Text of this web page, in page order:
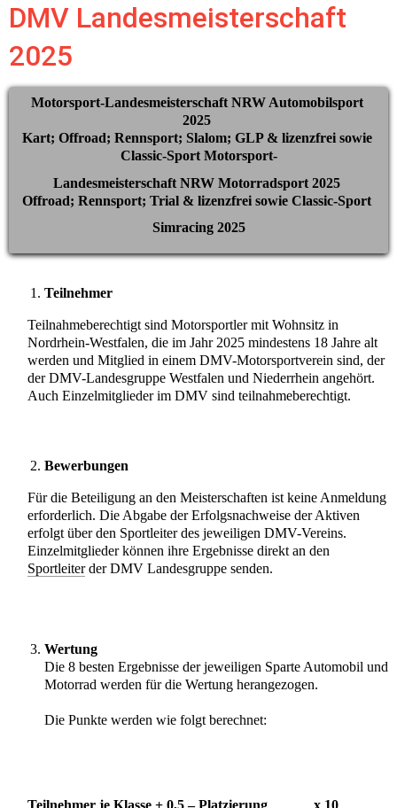
DMV Landesmeisterschaft
2025
Motorsport-Landesmeisterschaft NRW Automobilsport
2025
Kart; Offroad; Rennsport; Slalom; GLP & lizenzfrei sowie
Classic-Sport Motorsport-
Landesmeisterschaft NRW Motorradsport 2025
Offroad; Rennsport; Trial & lizenzfrei sowie Classic-Sport
Simracing 2025
Teilnehmer
Teilnahmeberechtigt sind Motorsportler mit Wohnsitz in
Nordrhein-Westfalen, die im Jahr 2025 mindestens 18 Jahre alt
werden und Mitglied in einem DMV-Motorsportverein sind, der
der DMV-Landesgruppe Westfalen und Niederrhein angehört.
Auch Einzelmitglieder im DMV sind teilnahmeberechtigt.
Bewerbungen
Für die Beteiligung an den Meisterschaften ist keine Anmeldung
erforderlich. Die Abgabe der Erfolgsnachweise der Aktiven
erfolgt über den Sportleiter des jeweiligen DMV-Vereins.
Sportleiter der DMV Landesgruppe senden.
Wertung
Die 8 besten Ergebnisse der jeweiligen Sparte Automobil und
Motorrad werden für die Wertung herangezogen.
Die Punkte werden wie folgt berechnet:
Teilnehmer je Klasse + 0,5 – Platzierung             x 10